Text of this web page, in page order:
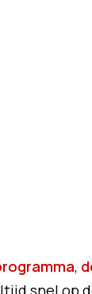
,
snel op